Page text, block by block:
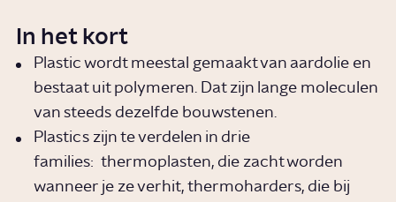
In het kort
Plastic wordt meestal gemaakt van aardolie en
bestaat uit polymeren. Dat zijn lange moleculen
van steeds dezelfde bouwstenen.
Plastics zijn te verdelen in drie
families: thermoplasten, die zacht worden
wanneer je ze verhit, thermoharders, die bij